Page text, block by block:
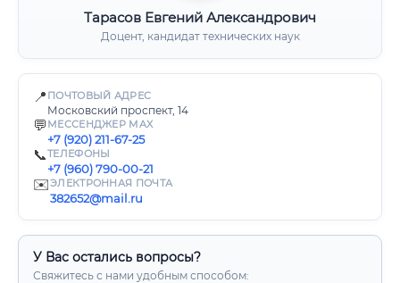
Тарасов Евгений Александрович
Доцент, кандидат технических наук
📍 ПОЧТОВЫЙ АДРЕС
Московский проспект, 14
💬 МЕССЕНДЖЕР MAX
+7 (920) 211-67-25
📞ТЕЛЕФОНЫ
+7 (960) 790-00-21
✉️ЭЛЕКТРОННАЯ ПОЧТА
382652@mail.ru
У Вас остались вопросы?
Свяжитесь с нами удобным способом: